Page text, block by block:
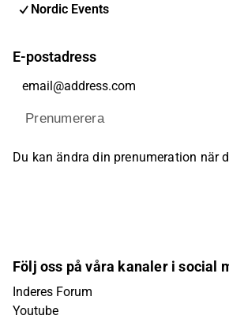
Nordic Events
E-postadress
Prenumerera
Du kan ändra din prenumeration när
Följ oss på våra kanaler i social
Inderes Forum
Youtube